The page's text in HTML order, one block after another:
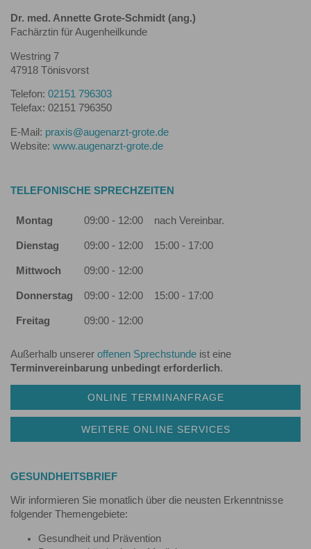
Dr. med. Annette Grote-Schmidt (ang.)
Fachärztin für Augenheilkunde
Westring 7
47918 Tönisvorst
Telefon: 02151 796303
Telefax: 02151 796350
E-Mail: praxis@augenarzt-grote.de
Website: www.augenarzt-grote.de
TELEFONISCHE SPRECHZEITEN
Montag 09:00 - 12:00 nach Vereinbar.
Dienstag 09:00 - 12:00 15:00 - 17:00
Mittwoch 09:00 - 12:00
Donnerstag 09:00 - 12:00 15:00 - 17:00
Freitag 09:00 - 12:00
Außerhalb unserer offenen Sprechstunde ist eine
Terminvereinbarung unbedingt erforderlich.
ONLINE TERMINANFRAGE
WEITERE ONLINE SERVICES
GESUNDHEITSBRIEF
Wir informieren Sie monatlich über die neusten Erkenntnisse
folgender Themengebiete:
Gesundheit und Prävention